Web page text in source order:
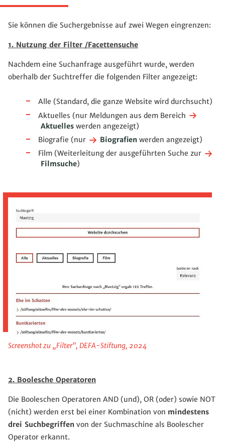
Sie können die Suchergebnisse auf zwei Wegen eingrenzen:
1. Nutzung der Filter /Facettensuche
Nachdem eine Suchanfrage ausgeführt wurde, werden
oberhalb der Suchtreffer die folgenden Filter angezeigt:
Alle (Standard, die ganze Website wird durchsucht)
Aktuelles (nur Meldungen aus dem Bereich
Aktuelles werden angezeigt)
Biografie (nur
Biografien werden angezeigt)
Film (Weiterleitung der ausgeführten Suche zur
Filmsuche)
Screenshot zu „Filter", DEFA-Stiftung, 2024
2. Boolesche Operatoren
Die Booleschen Operatoren AND (und), OR (oder) sowie NOT
(nicht) werden erst bei einer Kombination von mindestens
drei Suchbegriffen von der Suchmaschine als Boolescher
Operator erkannt.